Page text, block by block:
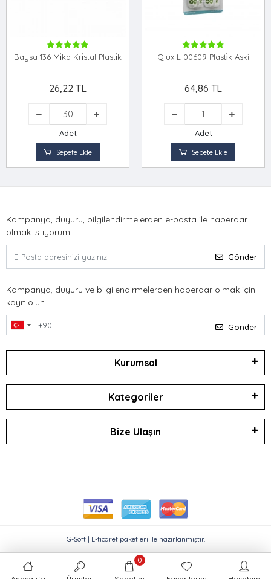
Baysa 136 Mi̇ka Kri̇stal Plasti̇k
26,22 TL
Adet
Sepete Ekle
Qlux L 00609 Plasti̇k Aski
64,86 TL
Adet
Sepete Ekle
Kampanya, duyuru, bilgilendirmelerden e-posta ile haberdar
olmak istiyorum.
Gönder
Kampanya, duyuru ve bilgilendirmelerden haberdar olmak için
kayıt olun.
Gönder
Kurumsal
Kategoriler
Bize Ulaşın
0
G-Soft | E-ticaret paketleri ile hazırlanmıştır.